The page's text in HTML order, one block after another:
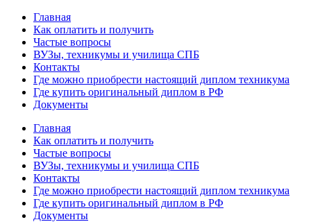
Главная
Как оплатить и получить
Частые вопросы
ВУЗы, техникумы и училища СПБ
Контакты
Где можно приобрести настоящий диплом техникума
Где купить оригинальный диплом в РФ
Документы
Главная
Как оплатить и получить
Частые вопросы
ВУЗы, техникумы и училища СПБ
Контакты
Где можно приобрести настоящий диплом техникума
Где купить оригинальный диплом в РФ
Документы